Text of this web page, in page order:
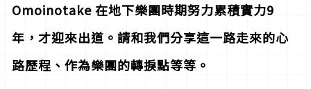
Omoinotake 在地下樂團時期努力累積實力9
年，才迎來出道。請和我們分享這一路走來的心
路歷程、作為樂團的轉捩點等等。